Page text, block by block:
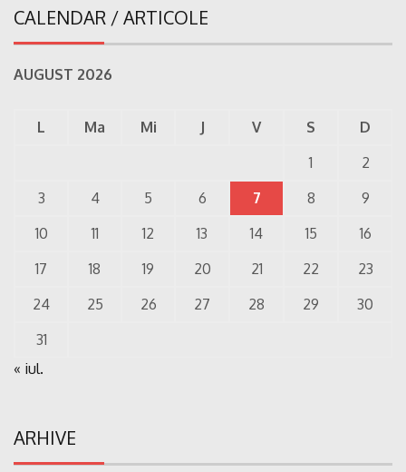
CALENDAR / ARTICOLE
AUGUST 2026
L Ma Mi J V S
D
1
2
3
4 5 6 7 8
9
10
11 12 13 14 15
16
17
18 19 20 21 22
23
24
25 26 27 28 29
30
31
« iul.
ARHIVE